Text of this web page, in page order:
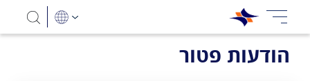
הודעות פטור